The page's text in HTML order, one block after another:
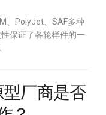
、PolyJet、SAF多种
保证了各轮样件的一
厂商是否